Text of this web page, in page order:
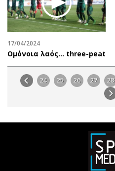
17/04/2024
Oμόνοια λαός… three-peat
24 25 26 27 28